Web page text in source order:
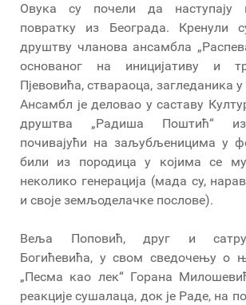
Овука су почели да наступају
повратку из Београда. Кренули
друштву чланова ансамбла
основаног на иницијативу и
Пјевовића, ствараоца, загледаника
Ансамбл је деловао у саставу
друштва „Радиша Поштић“ из
почивајући на заљубљеницима у
били из породица у којима се
неколико генерација (мада су,
и своје земљоделачке послове).
Веља Поповић, друг и
Богићевића, у свом сведочењу о
„Песма као лек“ Горана
реакције сушалаца, док је Раде, на